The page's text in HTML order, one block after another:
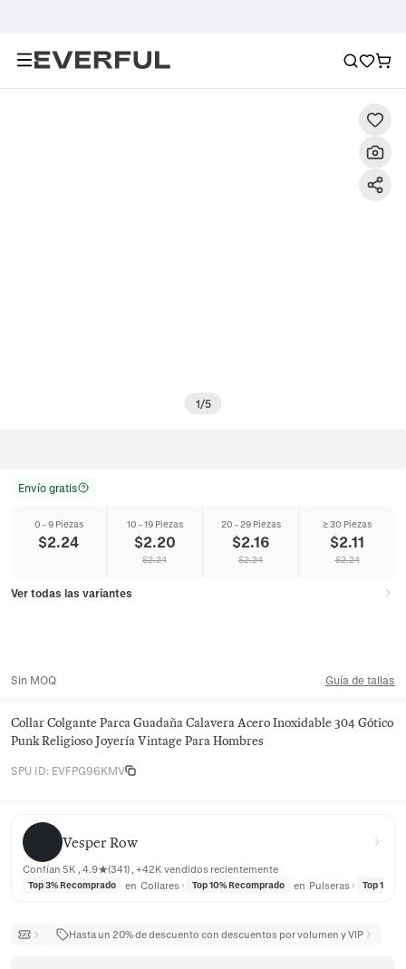
1/5
Envío gratis
0 - 9 Piezas
$2.24
10 - 19 Piezas
$2.20
$2.24
20 - 29 Piezas
$2.16
$2.24
≥ 30 Piezas
$2.11
$2.24
Ver todas las variantes
Sin MOQ Guía de tallas
Collar Colgante Parca Guadaña Calavera Acero Inoxidable 304 Gótico
Punk Religioso Joyería Vintage Para Hombres
SPU ID: EVFPG96KMV
Vesper Row
Vesper Row
Confían 5K , 4.9★(341) , +42K vendidos recientemente
Top 3% Recomprado en Collares Top 10% Recomprado en Pulseras Top 10%
Hasta un 20% de descuento con descuentos por volumen y VIP